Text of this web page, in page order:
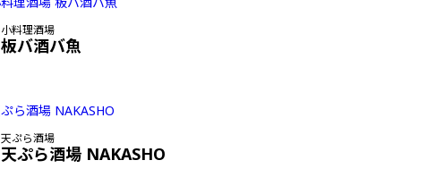
小料理酒場
板バ酒バ魚
天ぷら酒場
天ぷら酒場 NAKASHO